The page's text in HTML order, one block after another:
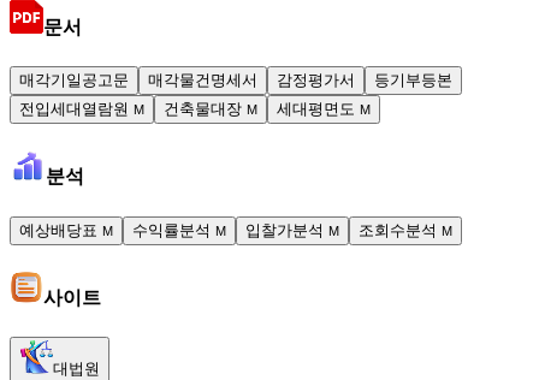
문서
매각기일공고문 매각물건명세서 감정평가서
등기부등본
전입세대열람원 M 건축물대장 M 세대평면도 M
분석
예상배당표 M 수익률분석 M 입찰가분석 M 조회수분석 M
사이트
대법원